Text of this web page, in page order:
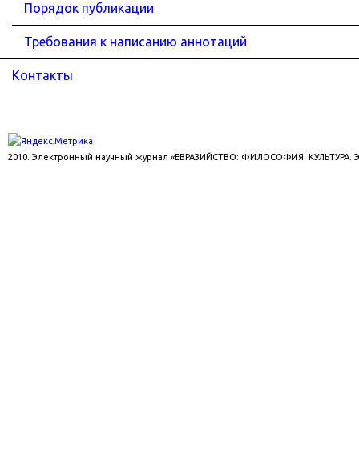
Порядок публикации
Требования к написанию аннотаций
Контакты
2010. Электронный научный журнал «ЕВРАЗИЙСТВО: ФИЛОСОФИЯ. КУЛЬТУРА.